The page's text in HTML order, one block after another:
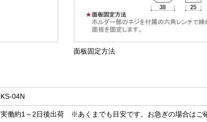
面板固定方法
KS-04N
実働約1～2日後出荷 ※あくまでも目安です。お急ぎの場合はご